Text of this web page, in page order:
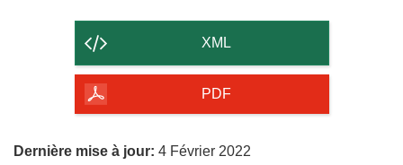
contenu
de
page
XML
PDF
Dernière mise à jour: 4 Février 2022